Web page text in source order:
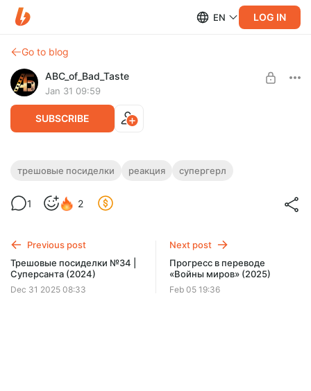
EN LOG IN
Go to blog
ABC_of_Bad_Taste
Jan 31 09:59
SUBSCRIBE
Трешовые посиделки №35 | Супергёрл
Сегодня на нашей «Трешовой посиделке» спин-офф о
трешовые посиделки реакция супергерл
1 2
Previous post
Трешовые посиделки №34 |
Суперсанта (2024)
Dec 31 2025 08:33
Next post
Прогресс в переводе
«Войны миров» (2025)
Feb 05 19:36